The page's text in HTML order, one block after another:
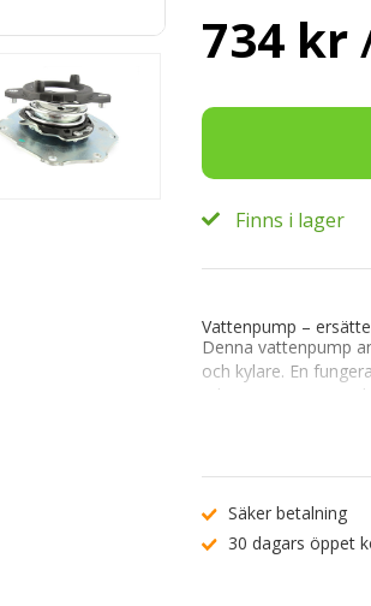
734 kr
Finns i lager
Vattenpump –
Denna vattenpump
och kylare. En
arbetstemperatur
följdskador.
Säker betalning
30 dagars öppet